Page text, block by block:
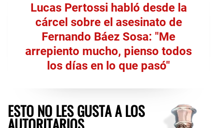
Lucas Pertossi habló desde la
cárcel sobre el asesinato de
Fernando Báez Sosa: "Me
arrepiento mucho, pienso todos
los días en lo que pasó"
ESTO NO LES GUSTA A LOS